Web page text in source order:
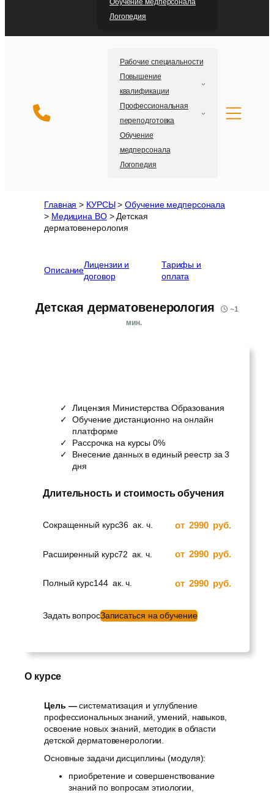
Логопедия
Рабочие специальности
Повышение
квалификации
Профессиональная
переподготовка
Обучение
медперсонала
Логопедия
Главная > КУРСЫ>Обучение медперсонала
> Медицина ВО> Детская
дерматовенерология
Описание
Лицензии и
договор
Тарифы и
оплата
Детская дерматовенерология ~1
мин.
Лицензия Министерства Образования
Обучение дистанционно на онлайн
платформе
Рассрочка на курсы 0%
Внесение данных в единый реестр за 3
дня
Длительность и стоимость обучения
Сокращенный курс36 ак. ч. от 2990 руб.
Расширенный курс72 ак. ч. от 2990 руб.
Полный курс144 ак. ч. от 2990 руб.
Задать вопросЗаписаться на обучение
О курсе
Цель —систематизация и углубление
профессиональных знаний, умений, навыков,
освоение новых знаний, методик в области
детской дерматовенерологии.
Основные задачи дисциплины (модуля):
приобретение и совершенствование
знаний по вопросам этиологии,